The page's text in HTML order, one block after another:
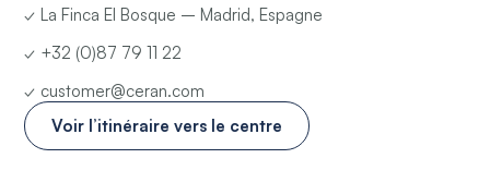
✓ La Finca El Bosque – Madrid, Espagne
✓ +32 (0)87 79 11 22
✓ customer@ceran.com
Voir l’itinéraire vers le centre